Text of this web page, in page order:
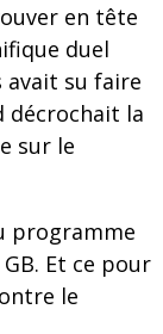
en tête
duel
avait su faire
décrochait la
sur le
programme
Et ce pour
le